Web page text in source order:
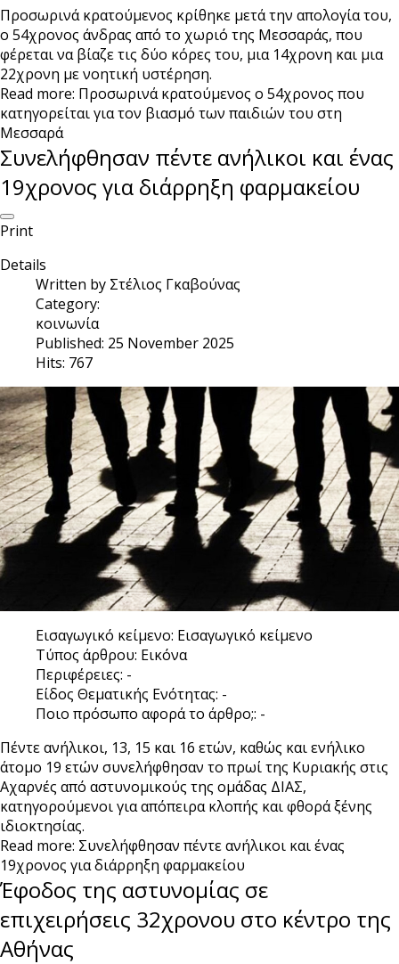
Προσωρινά κρατούμενος κρίθηκε μετά την απολογία του,
ο 54χρονος άνδρας από το χωριό της Μεσσαράς, που
φέρεται να βίαζε τις δύο κόρες του, μια 14χρονη και μια
22χρονη με νοητική υστέρηση.
Read more: Προσωρινά κρατούμενος ο 54χρονος που
κατηγορείται για τον βιασμό των παιδιών του στη
Μεσσαρά
Συνελήφθησαν πέντε ανήλικοι και ένας
19χρονος για διάρρηξη φαρμακείου
Print
Details
Written by Στέλιος Γκαβούνας
Category:
κοινωνία
Published: 25 November 2025
Hits: 767
Εισαγωγικό κείμενο: Εισαγωγικό κείμενο
Τύπος άρθρου: Εικόνα
Περιφέρειες: -
Είδος Θεματικής Ενότητας: -
Ποιο πρόσωπο αφορά το άρθρο;: -
Πέντε ανήλικοι, 13, 15 και 16 ετών, καθώς και ενήλικο
άτομο 19 ετών συνελήφθησαν το πρωί της Κυριακής στις
Αχαρνές από αστυνομικούς της ομάδας ΔΙΑΣ,
κατηγορούμενοι για απόπειρα κλοπής και φθορά ξένης
ιδιοκτησίας.
Read more: Συνελήφθησαν πέντε ανήλικοι και ένας
19χρονος για διάρρηξη φαρμακείου
Έφοδος της αστυνομίας σε
επιχειρήσεις 32χρονου στο κέντρο της
Αθήνας